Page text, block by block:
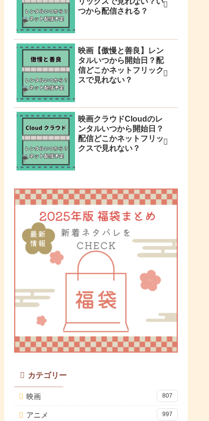
つから配信される？
映画【傲慢と善良】レン
タルいつから開始日？配
信どこかネットフリック
スで見れない？
映画クラウドCloudのレ
ンタルいつから開始日？
配信どこかネットフリッ
クスで見れない？
カテゴリー
映画 807
アニメ 997